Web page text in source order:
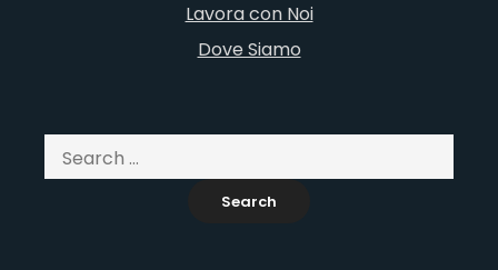
Lavora con Noi
Dove Siamo